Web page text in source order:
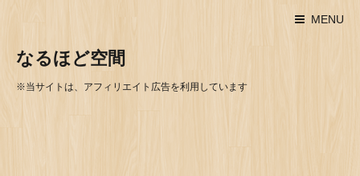
MENU
なるほど空間
※当サイトは、アフィリエイト広告を利用しています